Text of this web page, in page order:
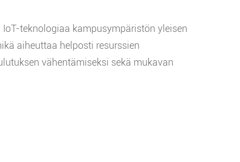
teknologiaa kampusympäristön yleisen
aiheuttaa helposti resurssien
vähentämiseksi sekä mukavan